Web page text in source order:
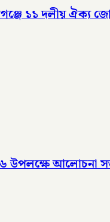
১১ দলীয় ঐক্য
উপলক্ষে আলোচনা